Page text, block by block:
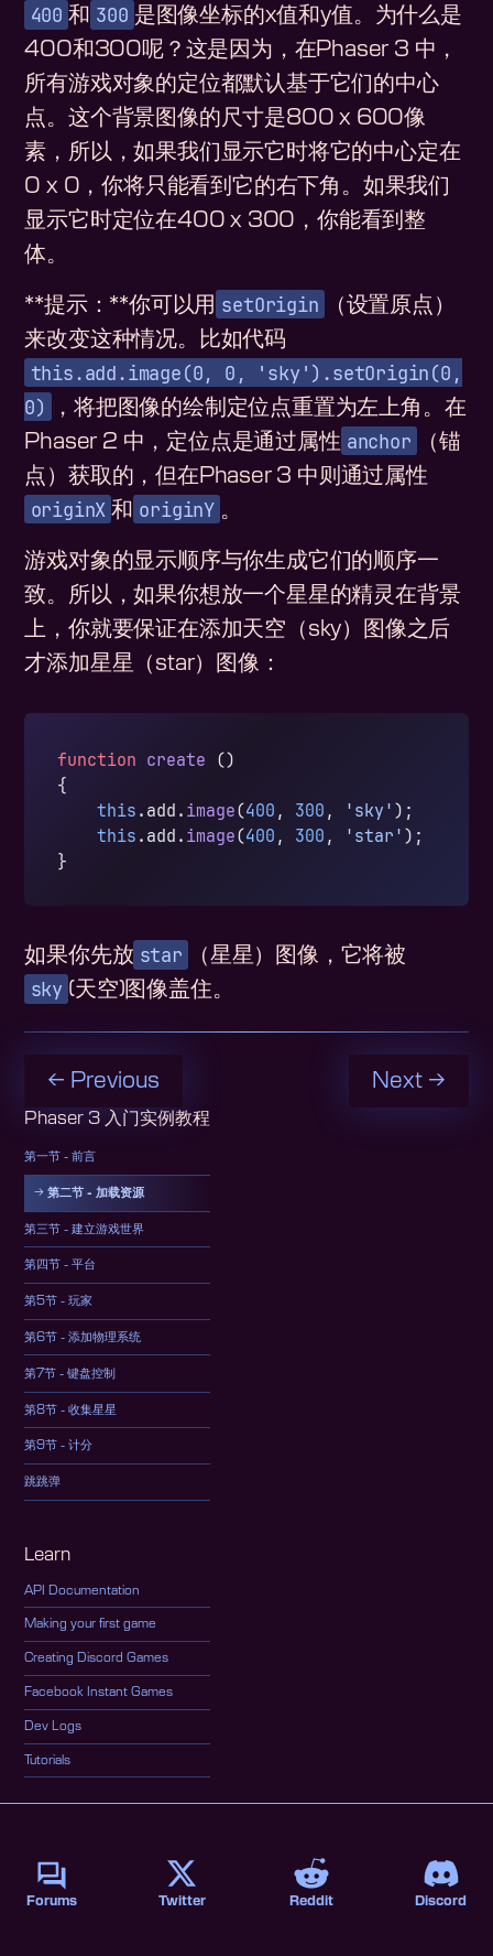
Phaser 3 入门实例教程
第一节 - 前言
第二节 - 加载资源
第三节 - 建立游戏世界
第四节 - 平台
第5节 - 玩家
第6节 - 添加物理系统
第7节 - 键盘控制
第8节 - 收集星星
第9节 - 计分
跳跳弹
Learn
API Documentation
Making your first game
Creating Discord Games
Facebook Instant Games
Dev Logs
Tutorials
400 和 300 是图像坐标的x值和y值。为什么是
400和300呢？这是因为，在Phaser 3 中，
所有游戏对象的定位都默认基于它们的中心
点。这个背景图像的尺寸是800 x 600像
素，所以，如果我们显示它时将它的中心定在
0 x 0，你将只能看到它的右下角。如果我们
显示它时定位在400 x 300，你能看到整
体。
**提示：**你可以用 setOrigin
（设置原点）
来改变这种情况。比如代码
this.add.image(0, 0, 'sky').setOrigin(0,
0)
，将把图像的绘制定位点重置为左上角。在
Phaser 2 中，定位点是通过属性 anchor
（锚
点）获取的，但在Phaser 3 中则通过属性
originX 和 originY 。
游戏对象的显示顺序与你生成它们的顺序一
致。所以，如果你想放一个星星的精灵在背景
上，你就要保证在添加天空（sky）图像之后
才添加星星（star）图像：
function create ()
{
    this
.add. image(400 , 300 , 'sky' );
    this
.add. image(400 , 300 , 'star' );
}
如果你先放 star （星星）图像，它将被
sky (天空)图像盖住。
← Previous Next →
Forums Twitter Reddit Discord